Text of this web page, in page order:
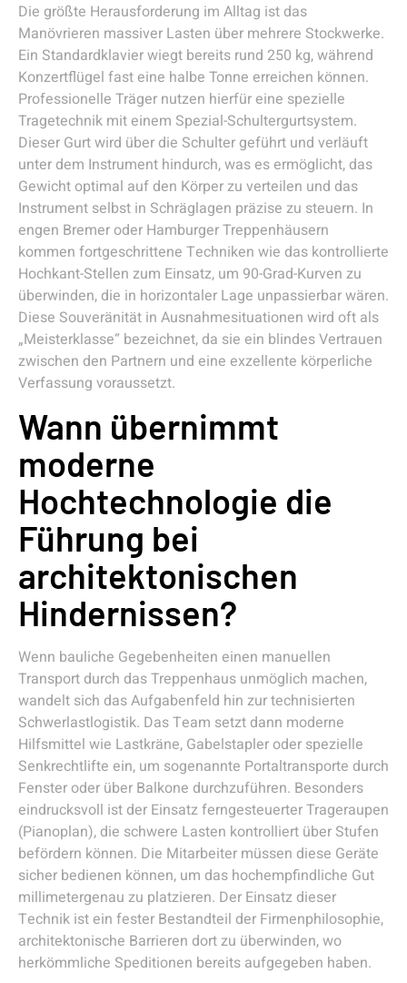
Die größte Herausforderung im Alltag ist das
Manövrieren massiver Lasten über mehrere Stockwerke.
Ein Standardklavier wiegt bereits rund 250 kg, während
Konzertflügel fast eine halbe Tonne erreichen können.
Professionelle Träger nutzen hierfür eine spezielle
Tragetechnik mit einem Spezial-Schultergurtsystem.
Dieser Gurt wird über die Schulter geführt und verläuft
unter dem Instrument hindurch, was es ermöglicht, das
Gewicht optimal auf den Körper zu verteilen und das
Instrument selbst in Schräglagen präzise zu steuern. In
engen Bremer oder Hamburger Treppenhäusern
kommen fortgeschrittene Techniken wie das kontrollierte
Hochkant-Stellen zum Einsatz, um 90-Grad-Kurven zu
überwinden, die in horizontaler Lage unpassierbar wären.
Diese Souveränität in Ausnahmesituationen wird oft als
„Meisterklasse“ bezeichnet, da sie ein blindes Vertrauen
zwischen den Partnern und eine exzellente körperliche
Verfassung voraussetzt.
Wann übernimmt
moderne
Hochtechnologie die
Führung bei
architektonischen
Hindernissen?
Wenn bauliche Gegebenheiten einen manuellen
Transport durch das Treppenhaus unmöglich machen,
wandelt sich das Aufgabenfeld hin zur technisierten
Schwerlastlogistik. Das Team setzt dann moderne
Hilfsmittel wie Lastkräne, Gabelstapler oder spezielle
Senkrechtlifte ein, um sogenannte Portaltransporte durch
Fenster oder über Balkone durchzuführen. Besonders
eindrucksvoll ist der Einsatz ferngesteuerter Trageraupen
(Pianoplan), die schwere Lasten kontrolliert über Stufen
befördern können. Die Mitarbeiter müssen diese Geräte
sicher bedienen können, um das hochempfindliche Gut
millimetergenau zu platzieren. Der Einsatz dieser
Technik ist ein fester Bestandteil der Firmenphilosophie,
architektonische Barrieren dort zu überwinden, wo
herkömmliche Speditionen bereits aufgegeben haben.